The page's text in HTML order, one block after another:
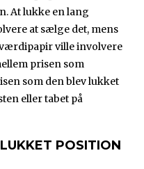
At lukke en lang
at sælge det, mens
ville involvere
prisen som
som den blev lukket
eller tabet på
POSITION